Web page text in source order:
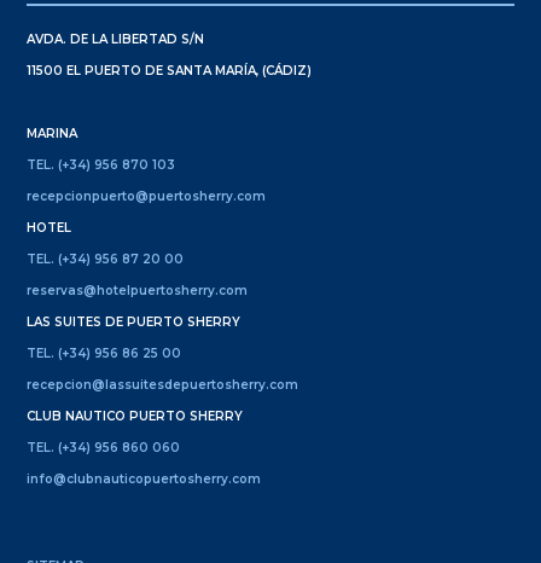
AVDA. DE LA LIBERTAD S/N
11500 EL PUERTO DE SANTA MARÍA, (CÁDIZ)
MARINA
TEL. (+34) 956 870 103
recepcionpuerto@puertosherry.com
HOTEL
TEL. (+34) 956 87 20 00
reservas@hotelpuertosherry.com
LAS SUITES DE PUERTO SHERRY
TEL. (+34) 956 86 25 00
recepcion@lassuitesdepuertosherry.com
CLUB NAUTICO PUERTO SHERRY
TEL. (+34) 956 860 060
info@clubnauticopuertosherry.com